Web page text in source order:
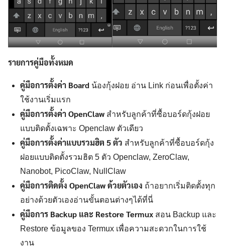
รายการคู่มือทั้งหมด
คู่มือการตั้งค่า Board น้องกุ้งฝอย อ่าน Link ก่อนเพื่อตั้งค่า
ใช้งานเริ่มแรก
คู่มือการตั้งค่า OpenClaw สำหรับลูกค้าที่ซื้อบอร์ดกุ้งฝอย
แบบติดตั้งเฉพาะ Openclaw ตัวเดียว
คู่มือการตั้งค่าแบบรวมฮิต 5 ตัว สำหรับลูกค้าที่ซื้อบอร์ดกุ้ง
ฝอยแบบติดตั้งรวมฮิต 5 ตัว Openclaw, ZeroClaw,
Nanobot, PicoClaw, NullClaw
คู่มือการติดตั้ง OpenClaw ด้วยตัวเอง ถ้าอยากเริ่มติดตั้งทุก
อย่างด้วยตัวเองอ่านขั้นตอนต่างๆได้ที่นี่
คู่มือการ Backup และ Restore Termux สอน Backup และ
Restore ข้อมูลของ Termux เพื่อความสะดวกในการใช้
งาน